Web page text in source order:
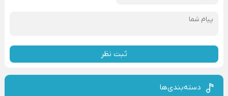
ثبت نظر
دسته‌بندی‌ها